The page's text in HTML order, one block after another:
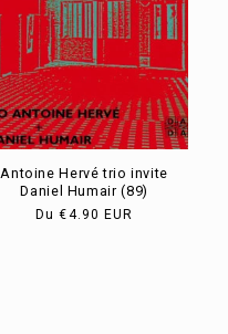
Antoine Hervé trio invite
Daniel Humair (89)
Prix
Du€4.90 EUR